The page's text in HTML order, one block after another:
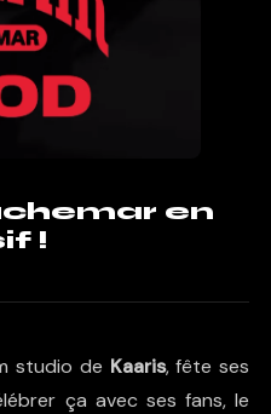
en
!
studio de Kaaris, fête ses
ça avec ses fans, le